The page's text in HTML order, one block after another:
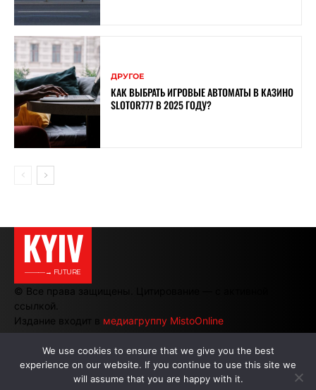
ДРУГОЕ
КАК ВЫБРАТЬ ИГРОВЫЕ АВТОМАТЫ В КАЗИНО
SLOTOR777 В 2025 ГОДУ?
KYIV
———→ FUTURE
© Все права защищены. Цитирование — с активной
ссылкой.
Издание входит в медиагруппу MistoOnline
АВТОРЫ | РЕКЛАМА НА САЙТЕ
We use cookies to ensure that we give you the best
experience on our website. If you continue to use this site we
will assume that you are happy with it.